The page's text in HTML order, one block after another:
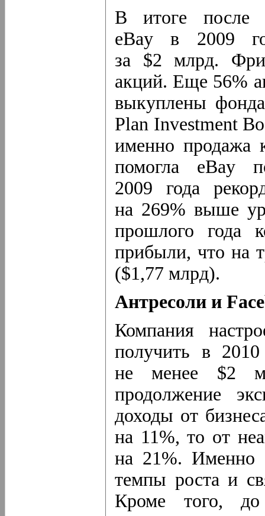
В итоге после
eBay в 2009
за $2 млрд.
акций. Еще 56%
выкуплены
Plan Investment
именно продажа
помогла eBay
2009 года
на 269% выше
прошлого года
прибыли, что на
($1,77 млрд).
Антресоли и
Компания
получить в
не менее $2
продолжение
доходы от
на 11%, то от
на 21%. Именно
темпы роста и
Кроме того,